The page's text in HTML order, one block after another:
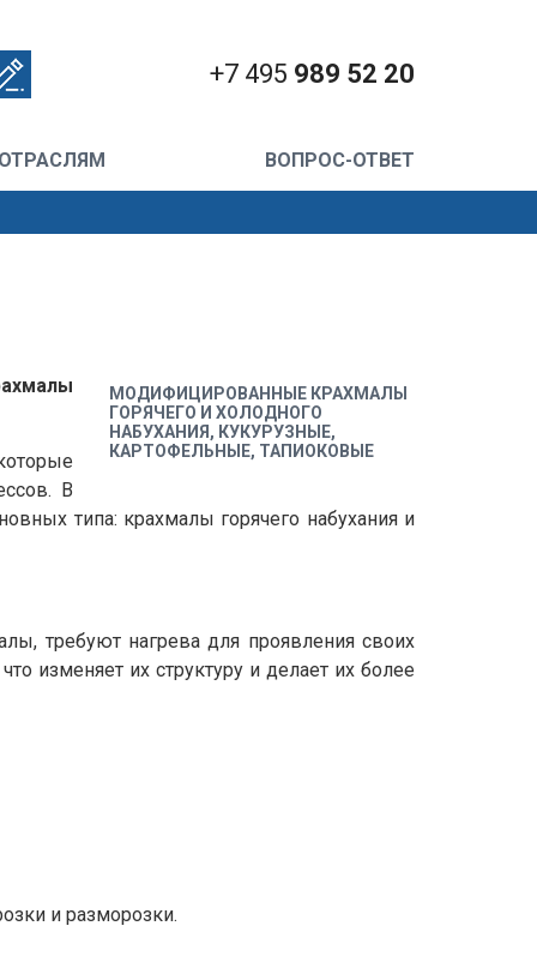
ВОПРОС-ОТВЕТ
+7 495 989 52 20
МОДИФИЦИРОВАННЫЕ КРАХМАЛЫ
ГОРЯЧЕГО И ХОЛОДНОГО
НАБУХАНИЯ, КУКУРУЗНЫЕ,
КАРТОФЕЛЬНЫЕ, ТАПИОКОВЫЕ
В
типа: крахмалы горячего набухания и
требуют нагрева для проявления своих
изменяет их структуру и делает их более
и разморозки.